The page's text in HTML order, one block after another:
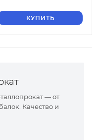
КУПИТЬ
— от
Качество и